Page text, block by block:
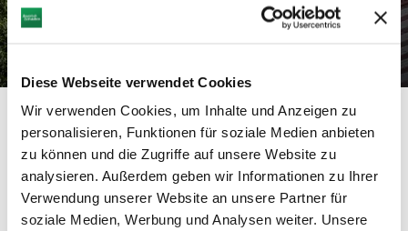
Diese Webseite verwendet Cookies
Wir verwenden Cookies, um Inhalte und Anzeigen zu
personalisieren, Funktionen für soziale Medien anbieten
zu können und die Zugriffe auf unsere Website zu
analysieren. Außerdem geben wir Informationen zu Ihrer
Verwendung unserer Website an unsere Partner für
soziale Medien, Werbung und Analysen weiter. Unsere
25 Städte, Märkte &
AUF DER KARTE ZEIGEN